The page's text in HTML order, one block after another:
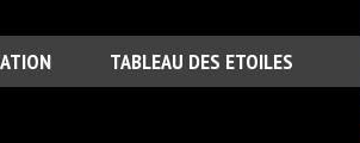
TABLEAU DES ETOILES